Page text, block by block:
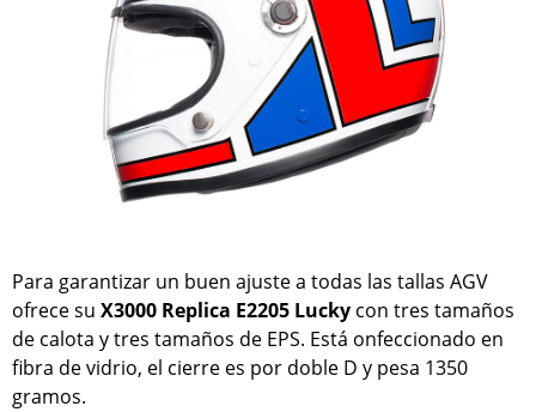
Para garantizar un buen ajuste a todas las tallas AGV
ofrece su X3000 Replica E2205 Lucky con tres tamaños
de calota y tres tamaños de EPS. Está onfeccionado en
fibra de vidrio, el cierre es por doble D y pesa 1350
gramos.